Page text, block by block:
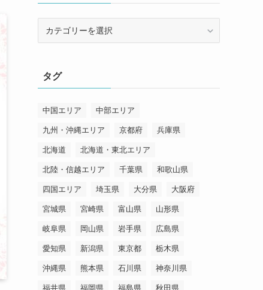
ータグ
中国エリア 中部エリア
九州・沖縄エリア 京都府 兵庫県
北海道 北海道・東北エリア
北陸・信越エリア 千葉県 和歌山県
四国エリア 埼玉県 大分県 大阪府
宮城県 宮崎県 富山県 山形県
岐阜県 岡山県 岩手県 広島県
愛知県 新潟県 東京都 栃木県
沖縄県 熊本県 石川県 神奈川県
福井県 福岡県 福島県 秋田県